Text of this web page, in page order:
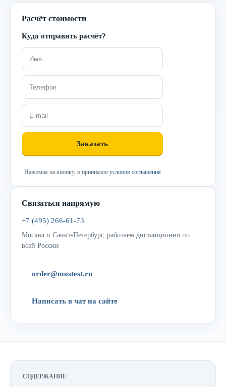
Расчёт стоимости
Куда отправить расчёт?
Нажимая на кнопку, я принимаю условия соглашения
Связаться напрямую
+7 (495) 266-61-73
Москва и Санкт-Петербург, работаем дистанционно по
всей России
order@mostest.ru
Написать в чат на сайте
СОДЕРЖАНИЕ